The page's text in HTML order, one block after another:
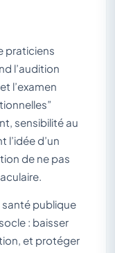
praticiens
l’audition
l’examen
sensibilité au
d’un
de ne pas
publique
: baisser
et protéger